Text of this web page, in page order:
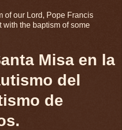
of our Lord, Pope Francis
with the baptism of some
Misa en la
del
de